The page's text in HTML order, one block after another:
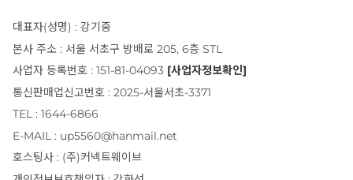
대표자(성명) : 강기중
본사 주소 : 서울 서초구 방배로 205, 6층 STL
사업자 등록번호 : 151-81-04093 [사업자정보확인]
통신판매업신고번호 : 2025-서울서초-3371
TEL : 1644-6866
E-MAIL : up5560@hanmail.net
호스팅사 : (주)커넥트웨이브